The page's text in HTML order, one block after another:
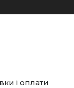
і оплати